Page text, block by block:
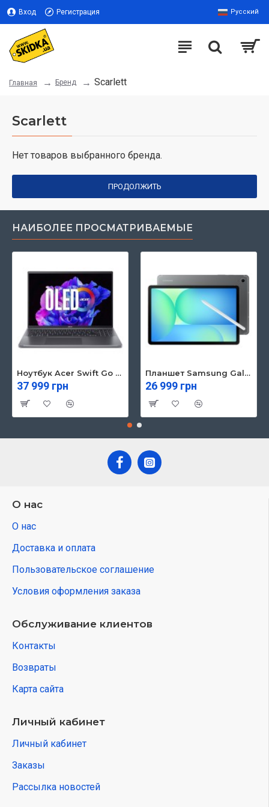
Вход Регистрация Русский
Главная Бренд Scarlett
Scarlett
Нет товаров выбранного бренда.
ПРОДОЛЖИТЬ
НАИБОЛЕЕ ПРОСМАТРИВАЕМЫЕ
Ноутбук Acer Swift Go 16 SFG16-71 (NX.KVZEU.003)
37 999 грн
Планшет Samsung Galaxy Tab S10 FE 5G 8/128GB Gray (SM-X526BZAREUC)
26 999 грн
О нас
О нас
Доставка и оплата
Пользовательское соглашение
Условия оформления заказа
Обслуживание клиентов
Контакты
Возвраты
Карта сайта
Личный кабинет
Личный кабинет
Заказы
Рассылка новостей